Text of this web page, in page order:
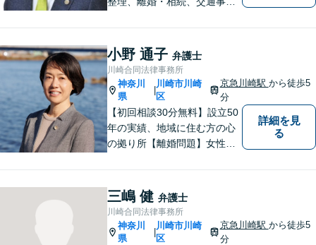
を扱ってきました。また、破
産管財人や成年後見人等、裁
判所から依頼を受ける事件も
多数経験しています。1人で悩
まずに、是非ご相談くださ
い。
小野 通子 弁護士
川崎合同法律事務所
神奈川
県
川崎市川崎
区
京急川崎駅 から徒歩5
分
【初回相談30分無料】設立50
年の実績、地域に住む方の心
の拠り所【離婚問題】女性弁
以上の経験値に基づくアドバ
イスを【労働問題】労働者側
に特化 精神的なケアも視野
に入れて、真摯に対応します
【京急川崎駅4分】【休日面談
詳細を見
る
三嶋 健 弁護士
川崎合同法律事務所
神奈川
県
川崎市川崎
区
京急川崎駅 から徒歩5
分